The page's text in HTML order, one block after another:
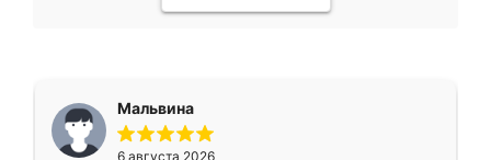
Мальвина
6 августа 2026